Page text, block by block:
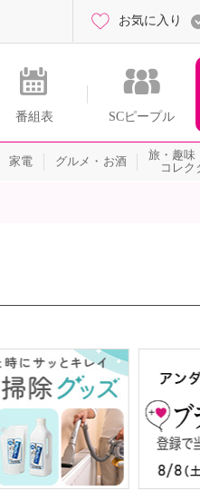
番組表 SCピープル
お気に入り
家電 グルメ・お酒
旅・趣味
コレク